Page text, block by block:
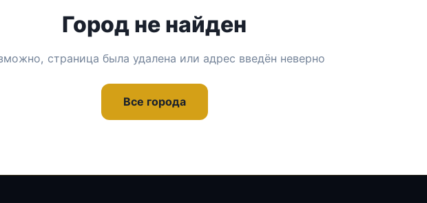
Город не найден
страница была удалена или адрес введён неверно
Все города